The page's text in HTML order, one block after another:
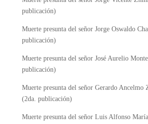
publicación)
Muerte presunta del señor Jorge Oswaldo
publicación)
Muerte presunta del señor José Aurelio
publicación)
Muerte presunta del señor Gerardo Ancelmo
(2da. publicación)
Muerte presunta del señor Luis Alfonso